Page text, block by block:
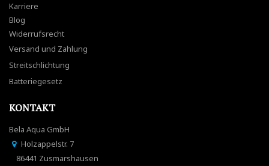
Karriere
Blog
Widerrufsrecht
Versand und Zahlung
Streitschlichtung
Batteriegesetz
KONTAKT
Bela Aqua GmbH
Holzappelstr. 7
86441 Zusmarshausen